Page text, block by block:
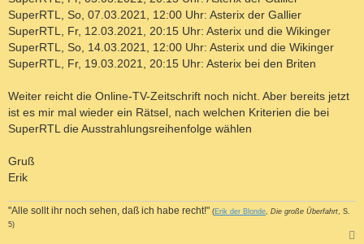
SuperRTL, So, 07.03.2021, 12:00 Uhr: Asterix der Gallier
SuperRTL, Fr, 12.03.2021, 20:15 Uhr: Asterix und die Wikinger
SuperRTL, So, 14.03.2021, 12:00 Uhr: Asterix und die Wikinger
SuperRTL, Fr, 19.03.2021, 20:15 Uhr: Asterix bei den Briten
Weiter reicht die Online-TV-Zeitschrift noch nicht. Aber bereits jetzt
ist es mir mal wieder ein Rätsel, nach welchen Kriterien die bei
SuperRTL die Ausstrahlungsreihenfolge wählen
Gruß
Erik
"Alle sollt ihr noch sehen, daß ich habe recht!" (Erik der Blonde Die große Überfahrt , S.
5)